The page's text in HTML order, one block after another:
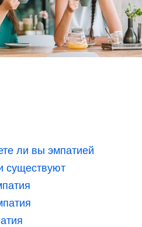
ли вы эмпатией
существуют